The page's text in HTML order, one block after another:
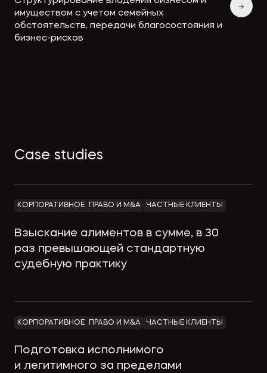
имуществом с учетом семейных
обстоятельств, передачи благосостояния и
бизнес-рисков
Case studies
Взыскание алиментов в сумме, в 30
раз превышающей стандартную
судебную практику
КОРПОРАТИВНОЕ ПРАВО И M&A ЧАСТНЫЕ КЛИЕНТЫ
Подготовка исполнимого
и легитимного за пределами
КОРПОРАТИВНОЕ ПРАВО И M&A ЧАСТНЫЕ КЛИЕНТЫ